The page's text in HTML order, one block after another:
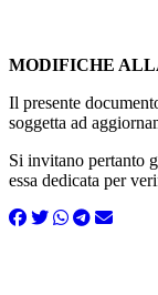
MODIFICHE
Il presente
soggetta ad
Si invitano pertanto
essa dedicata per